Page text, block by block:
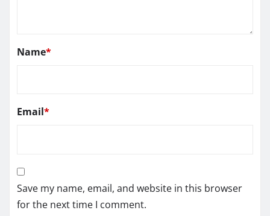
Name*
Email*
Save my name, email, and website in this browser
for the next time I comment.